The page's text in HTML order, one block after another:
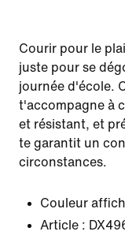
Courir pour le
juste pour se
journée d'école.
t'accompagne à
et résistant, et
te garantit un
circonstances.
Couleur
Article :